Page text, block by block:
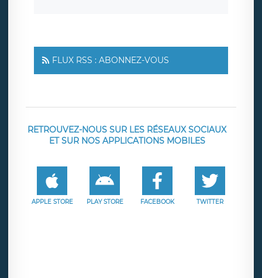
FLUX RSS : ABONNEZ-VOUS
RETROUVEZ-NOUS SUR LES RÉSEAUX SOCIAUX
ET SUR NOS APPLICATIONS MOBILES
APPLE STORE PLAY STORE FACEBOOK TWITTER